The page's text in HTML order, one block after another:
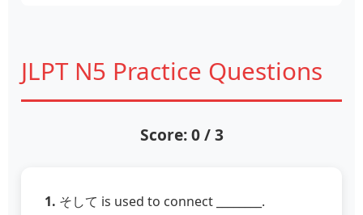
JLPT N5 Practice Questions
Score: 0 / 3
1. そして is used to connect ________.